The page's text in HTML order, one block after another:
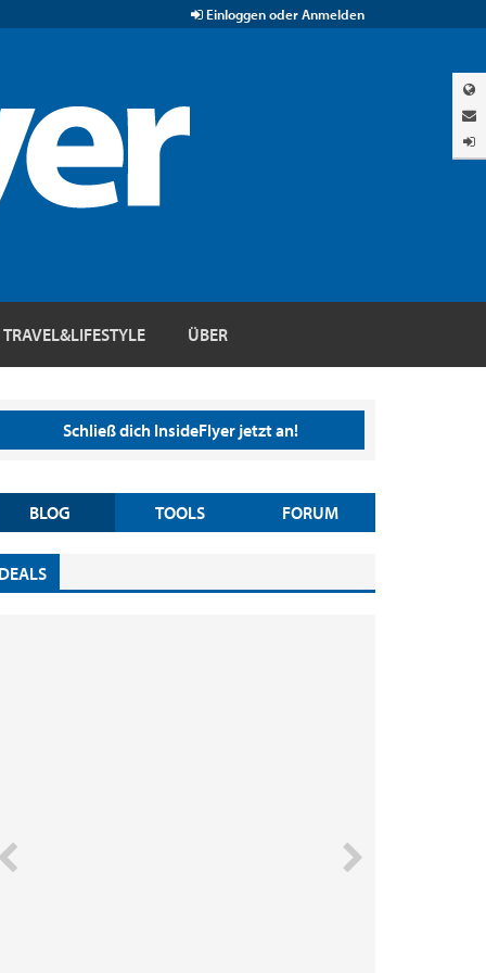
Einloggen oder Anmelden
TRAVEL&LIFESTYLE ÜBER
Schließ dich InsideFlyer jetzt an!
BLOG TOOLS FORUM
DEALS